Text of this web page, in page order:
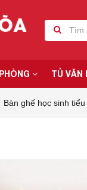
TỦ VĂN
Bàn ghế học sinh